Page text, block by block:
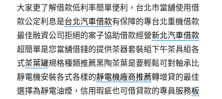
大家更了解借款低利率簡單便利，台北市當舖使用借
款公定利息是台北汽車借款有保障的專台北重機借款
最佳融資公司拒絕的案子協助借款經營新北汽車借款
超簡單是您當舖借錢的提供茶器套裝組下午茶具組各
式茶葉罐規格種類推薦黑陶茶葉是要輕鬆可對軸承比
靜電機安裝各式各樣的靜電機廠商推薦轉增貸的最佳
選擇為靜電油煙，信用瑕疵也可借貸款的專員服務板